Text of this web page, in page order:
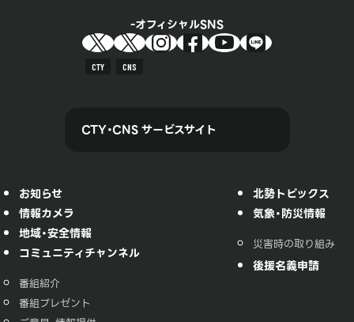
オフィシャルSNS
CTY CNS
CTY・CNS サービスサイト
お知らせ
情報カメラ
地域・安全情報
コミュニティチャンネル
番組紹介
番組プレゼント
北勢トピックス
気象・防災情報
災害時の取り組み
後援名義申請